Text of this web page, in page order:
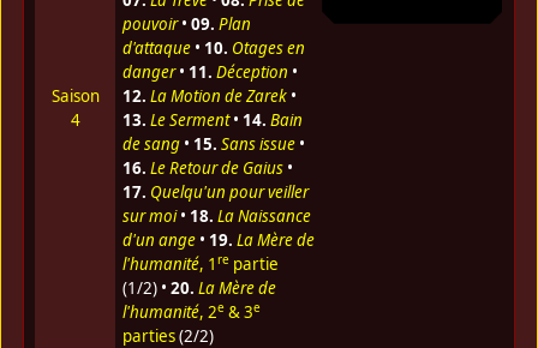
Saison
4
pouvoir• 09. Plan
d'attaque• 10. Otages en
danger• 11. Déception •
12. La Motion de Zarek•
13. Le Serment• 14. Bain
de sang• 15. Sans issue•
16. Le Retour de Gaius•
17. Quelqu'un pour veiller
sur moi• 18. La Naissance
d'un ange• 19. La Mère de
l'humanité, 1 repartie
(1/2) • 20. La Mère de
l'humanité, 2e& 3e
parties(2/2)